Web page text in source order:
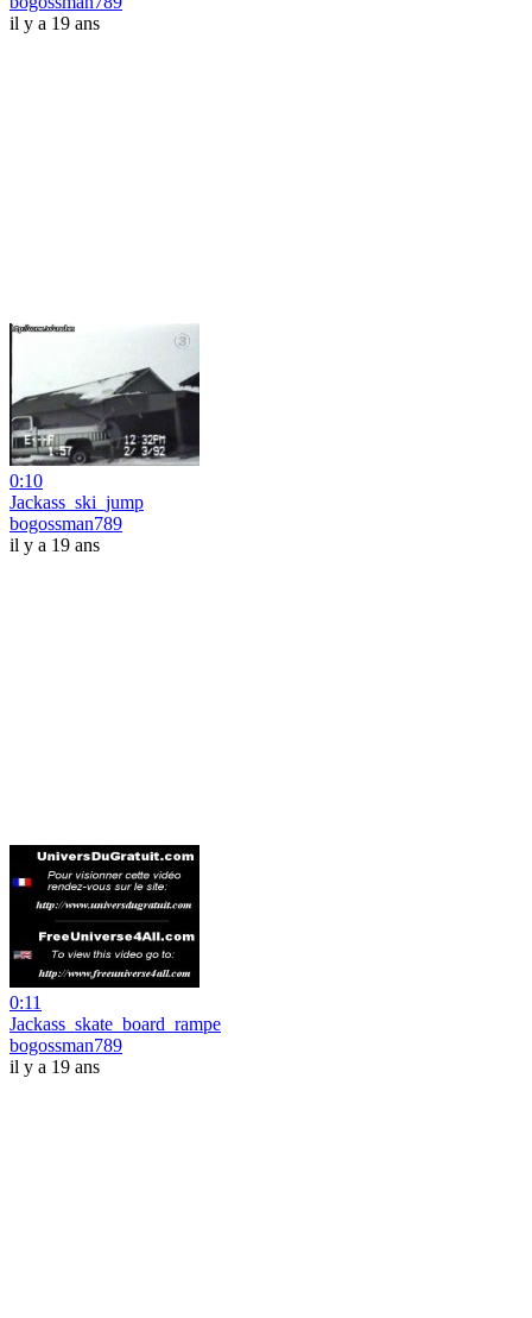
il y a 19 ans
0:10
Jackass_ski_jump
bogossman789
il y a 19 ans
0:11
Jackass_skate_board_rampe
bogossman789
il y a 19 ans